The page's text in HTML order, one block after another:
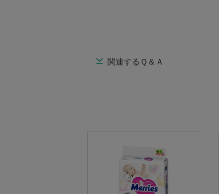
関連するＱ＆Ａ